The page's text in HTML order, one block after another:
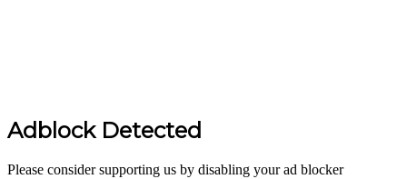
Adblock Detected
Please consider supporting us by disabling your ad blocker